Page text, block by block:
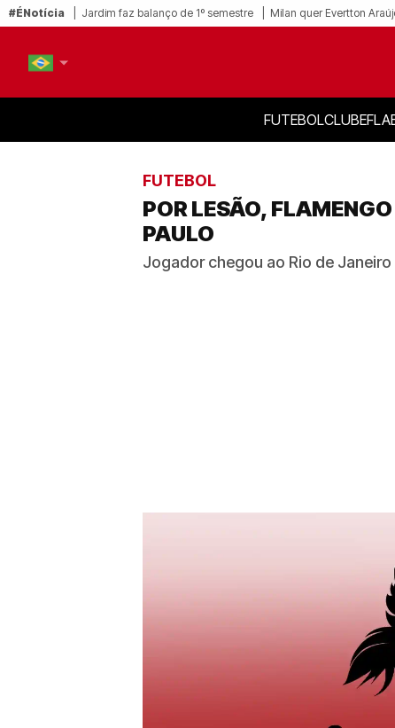
#ÉNotícia Jardim faz balanço de 1º semestre Milan quer Evertton
FUTEBOLCLUBE
FUTEBOL
POR LESÃO,
PAULO
Jogador chegou ao Rio de